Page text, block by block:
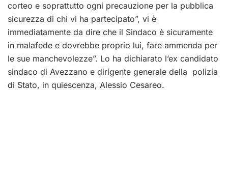
corteo e soprattutto ogni precauzione per la pubblica
sicurezza di chi vi ha partecipato”, vi è
immediatamente da dire che il Sindaco è sicuramente
in malafede e dovrebbe proprio lui, fare ammenda per
le sue manchevolezze”. Lo ha dichiarato l’ex candidato
sindaco di Avezzano e dirigente generale della polizia
di Stato, in quiescenza, Alessio Cesareo.